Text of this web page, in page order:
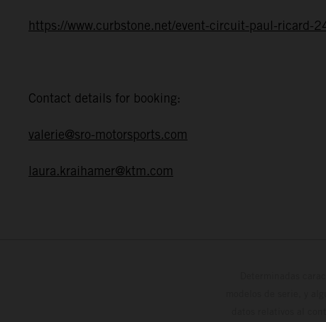
https://www.curbstone.net/event-circuit-paul-ricard-
Contact details for booking:
valerie@sro-motorsports.com
laura.kraihamer@ktm.com